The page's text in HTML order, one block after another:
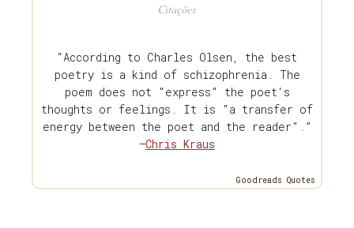
Citações
“According to Charles Olsen, the best
poetry is a kind of schizophrenia. The
poem does not "express" the poet's
thoughts or feelings. It is "a transfer of
energy between the poet and the reader".”
—Chris Kraus
Goodreads Quotes